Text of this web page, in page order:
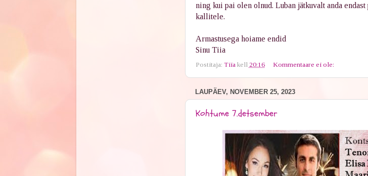
ning kui pai olen olnud. Luban jätkuvalt anda
kallitele.
Armastusega hoiame endid
Sinu Tiia
Postitaja: Tiia kell 20:16 Kommentaare ei ole:
LAUPÄEV, NOVEMBER 25, 2023
Kohtume 7.detsember